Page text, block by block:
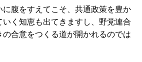
腹をすえてこそ、共通政策を豊か
く知恵も出てきますし、野党連合
合意をつくる道が開かれるのでは